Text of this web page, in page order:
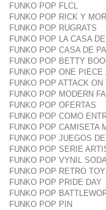
FUNKO POP FLCL
FUNKO POP RICK Y
FUNKO POP RUGRATS
FUNKO POP LA CASA
FUNKO POP CASA DE
FUNKO POP BETTY
FUNKO POP ONE PIECE
FUNKO POP ATTACK ON
FUNKO POP MODERN
FUNKO POP OFERTAS
FUNKO POP COMO
FUNKO POP CAMISETA
FUNKO POP JUEGOS
FUNKO POP SERIE
FUNKO POP VYNIL
FUNKO POP RETRO
FUNKO POP PRIDE DAY
FUNKO POP
FUNKO POP PIN